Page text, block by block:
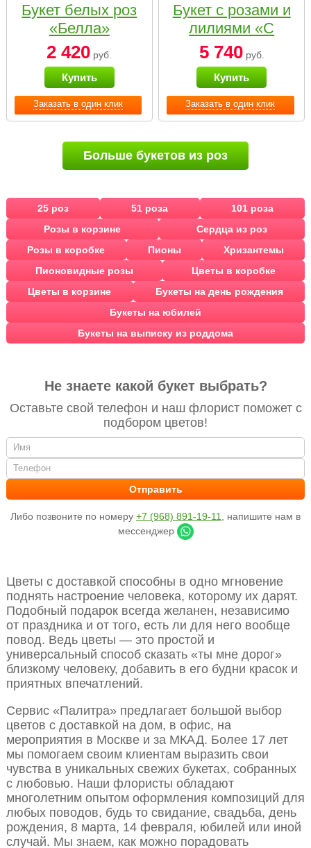
Заказать в один клик
Букет белых роз
«Белла»
2 420 руб.
Купить
Заказать в один клик
Букет с розами и
лилиями «С
наилучшими
пожеланиями»
5 740руб.
Купить
Больше букетов из роз
25 роз 51 роза
101 роза
Розы в корзине
Сердца из роз
Розы в коробке
Пионы
Хризантемы
Пионовидные розы
Цветы в коробке
Цветы в корзине
Букеты на день рождения
Букеты на юбилей
Букеты на выписку из роддома
Не знаете какой букет выбрать?
Оставьте свой телефон и наш флорист поможет с
подбором цветов!
Либо позвоните по номеру +7 (968) 891-19-11
, напишите нам в
мессенджер
Цветы с доставкой способны в одно мгновение
поднять настроение человека, которому их дарят.
Подобный подарок всегда желанен, независимо
от праздника и от того, есть ли для него вообще
повод. Ведь цветы — это простой и
универсальный способ сказать «ты мне дорог»
близкому человеку, добавить в его будни красок и
приятных впечатлений.
Сервис «Палитра» предлагает большой выбор
цветов с доставкой на дом, в офис, на
мероприятия в Москве и за МКАД. Более 17 лет
мы помогаем своим клиентам выразить свои
чувства в уникальных свежих букетах, собранных
с любовью. Наши флористы обладают
многолетним опытом оформления композиций для
любых поводов, будь то свидание, свадьба, день
рождения, 8 марта, 14 февраля, юбилей или иной
случай. Мы знаем, как можно порадовать